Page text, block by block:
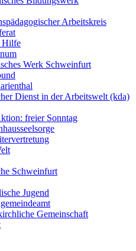
Arbeitskreis
Hilfe
Werk Schweinfurt
Dienst in der Arbeitswelt (kda)
freier Sonntag
Schweinfurt
Jugend
Gemeinschaft